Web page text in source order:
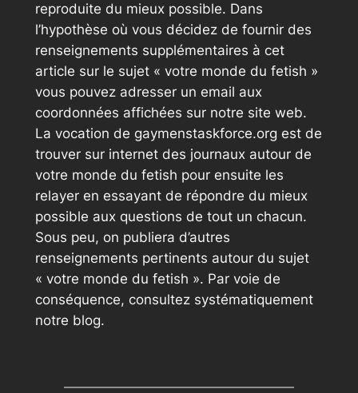
reproduite du mieux possible. Dans
l’hypothèse où vous décidez de fournir des
renseignements supplémentaires à cet
article sur le sujet « votre monde du fetish »
vous pouvez adresser un email aux
coordonnées affichées sur notre site web.
La vocation de gaymenstaskforce.org est de
trouver sur internet des journaux autour de
votre monde du fetish pour ensuite les
relayer en essayant de répondre du mieux
possible aux questions de tout un chacun.
Sous peu, on publiera d’autres
renseignements pertinents autour du sujet
« votre monde du fetish ». Par voie de
conséquence, consultez systématiquement
notre blog.